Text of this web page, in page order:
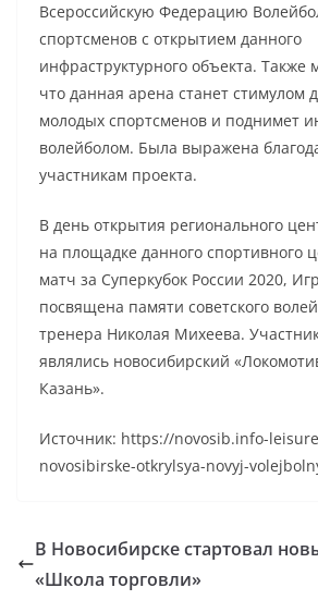
Всероссийскую Федерацию
спортсменов с открытием данного
инфраструктурного объекта. Также
что данная арена станет стимулом
молодых спортсменов и поднимет
волейболом. Была выражена
участникам проекта.
В день открытия регионального
на площадке данного спортивного
матч за Суперкубок России 2020,
посвящена памяти советского
тренера Николая Михеева.
являлись новосибирский
Казань».
Источник: https://novosib.info-
novosibirske-otkrylsya-novyj-
В Новосибирске стартовал
«Школа торговли»